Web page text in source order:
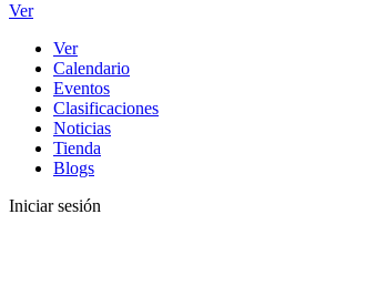
Ver
Ver
Calendario
Eventos
Clasificaciones
Noticias
Tienda
Blogs
Iniciar sesión